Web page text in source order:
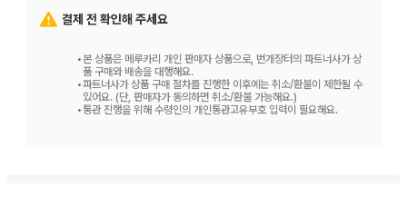
결제 전 확인해 주세요
•본 상품은 메루카리 개인 판매자 상품으로, 번개장터의 파트너사가 상
품 구매와 배송을 대행해요.
•파트너사가 상품 구매 절차를 진행한 이후에는 취소/환불이 제한될 수
있어요. (단, 판매자가 동의하면 취소/환불 가능해요.)
•통관 진행을 위해 수령인의 개인통관고유부호 입력이 필요해요.